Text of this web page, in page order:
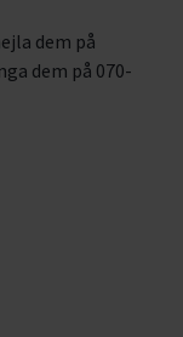
dem på
dem på 070-